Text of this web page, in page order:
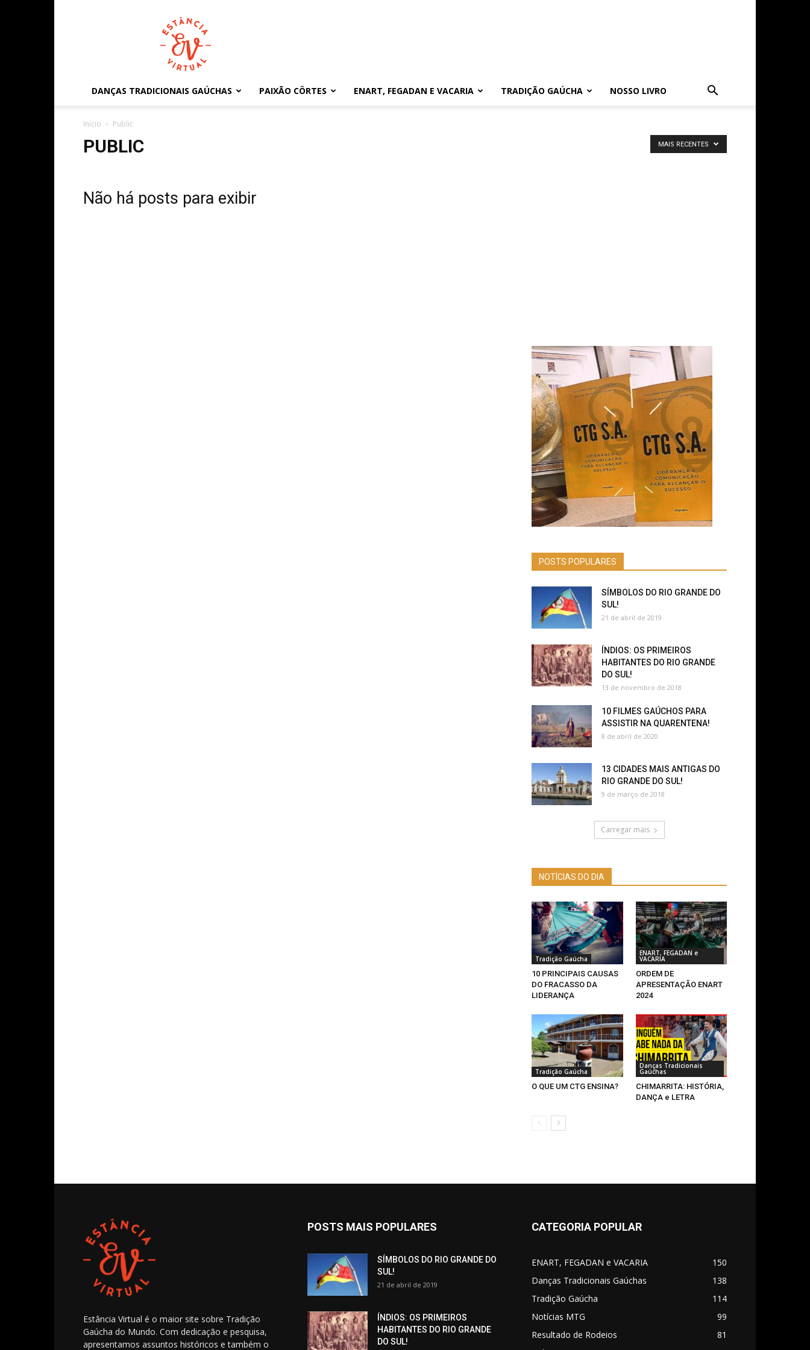
Estância
Virtual
DANÇAS TRADICIONAIS GAÚCHAS PAIXÃO CÔRTES ENART, FEGADAN E VACARIA TRADIÇÃO GAÚCHA NOSSO LIVRO
Início Public
PUBLIC MAIS RECENTES
Não há posts para exibir
POSTS POPULARES
SÍMBOLOS DO RIO GRANDE DO
SUL!
21 de abril de 2019
ÍNDIOS: OS PRIMEIROS
HABITANTES DO RIO GRANDE
DO SUL!
13 de novembro de 2018
10 FILMES GAÚCHOS PARA
ASSISTIR NA QUARENTENA!
8 de abril de 2020
13 CIDADES MAIS ANTIGAS DO
RIO GRANDE DO SUL!
9 de março de 2018
Carregar mais
NOTÍCIAS DO DIA
Tradição Gaúcha
10 PRINCIPAIS CAUSAS
DO FRACASSO DA
LIDERANÇA
ENART, FEGADAN e
VACARIA
ORDEM DE
APRESENTAÇÃO ENART
2024
Tradição Gaúcha
O QUE UM CTG ENSINA?
Danças Tradicionais
Gaúchas
CHIMARRITA: HISTÓRIA,
DANÇA e LETRA
Estância Virtual é o maior site sobre Tradição
Gaúcha do Mundo. Com dedicação e pesquisa,
apresentamos assuntos históricos e também o
POSTS MAIS POPULARES
SÍMBOLOS DO RIO GRANDE DO
SUL!
21 de abril de 2019
ÍNDIOS: OS PRIMEIROS
HABITANTES DO RIO GRANDE
DO SUL!
CATEGORIA POPULAR
ENART, FEGADAN e VACARIA
150
Danças Tradicionais Gaúchas
138
Tradição Gaúcha
114
Notícias MTG
99
Resultado de Rodeios
81